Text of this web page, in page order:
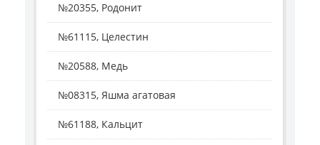
№20355, Родонит
№61115, Целестин
№20588, Медь
№08315, Яшма агатовая
№61188, Кальцит